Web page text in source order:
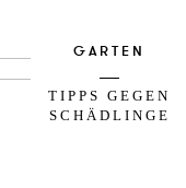
GARTEN
TIPPS GEGEN
SCHÄDLINGE